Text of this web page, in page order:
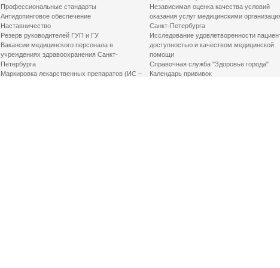
Профессиональные стандарты
Антидопинговое обеспечение
Наставничество
Резерв руководителей ГУП и ГУ
Вакансии медицинского персонала в
учреждениях здравоохранения Санкт-
Петербурга
Маркировка лекарственных препаратов (ИС –
Независимая оценка качества условий
оказания услуг медицинскими
Санкт-Петербурга
Исследование удовлетворенности
доступностью и качеством медицинской
помощи
Справочная служба "Здоровье города"
Календарь прививок